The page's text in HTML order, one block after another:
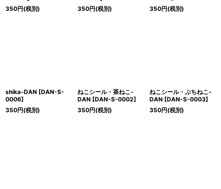
350円(税別)
350円(税別)
350円(税別)
shika-DAN [DAN-S-
0006]
350円(税別)
ねこシール・茶ねこ-
DAN [DAN-S-0002]
350円(税別)
ねこシール・ぶちねこ-
DAN [DAN-S-0003]
350円(税別)